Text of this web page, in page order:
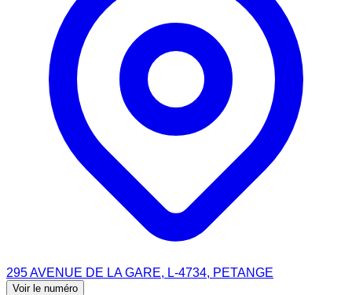
295 AVENUE DE LA GARE, L-4734, PETANGE
Voir le numéro